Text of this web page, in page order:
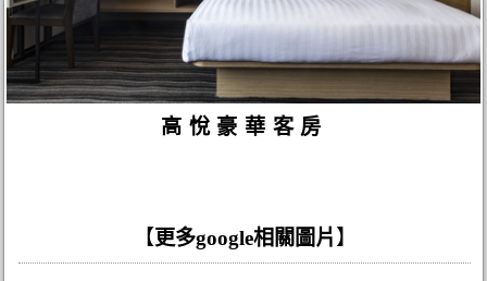
高悅豪華客房
【更多google相關圖片 】